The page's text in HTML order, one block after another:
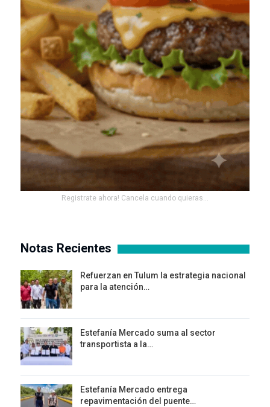
Registrate ahora! Cancela cuando quieras...
Notas Recientes
Refuerzan en Tulum la estrategia nacional
para la atención…
Estefanía Mercado suma al sector
transportista a la…
Estefanía Mercado entrega
repavimentación del puente…